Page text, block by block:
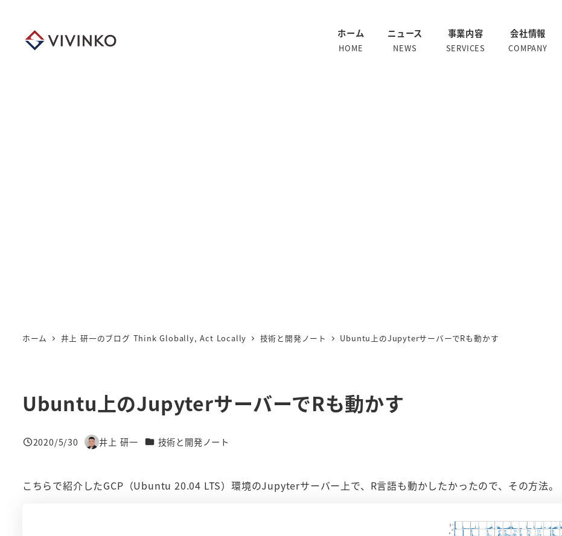
ホーム
HOME
ニュース
NEWS
事業内容
SERVICES
会社情報
COMPANY
ホーム 井上 研一のブログ Think Globally, Act Locally 技術と開発ノート Ubuntu上のJupyterサーバーでRも動かす
Ubuntu上のJupyterサーバーでRも動かす
投稿日
2020/5/30
著
井上 研一 カテゴリー
技術と開発ノート
こちらで紹介したGCP（Ubuntu 20.04 LTS）環境のJupyterサーバー上で、R言語も動かしたかったので、その方法。